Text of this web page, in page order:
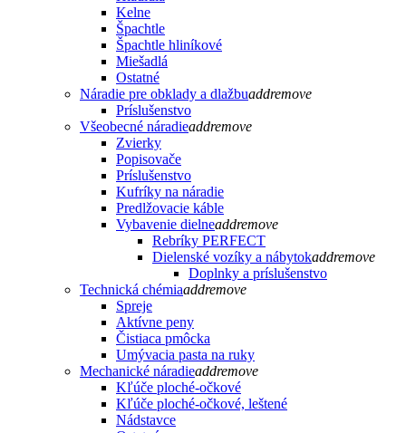
Kelne
Špachtle
Špachtle hliníkové
Miešadlá
Ostatné
Náradie pre obklady a dlažbuaddremove
Príslušenstvo
Všeobecné náradieaddremove
Zvierky
Popisovače
Príslušenstvo
Kufríky na náradie
Predlžovacie káble
Vybavenie dielneaddremove
Rebríky PERFECT
Dielenské vozíky a nábytokaddremove
Doplnky a príslušenstvo
Technická chémiaaddremove
Spreje
Aktívne peny
Čistiaca pmôcka
Umývacia pasta na ruky
Mechanické náradieaddremove
Kľúče ploché-očkové
Kľúče ploché-očkové, leštené
Nádstavce